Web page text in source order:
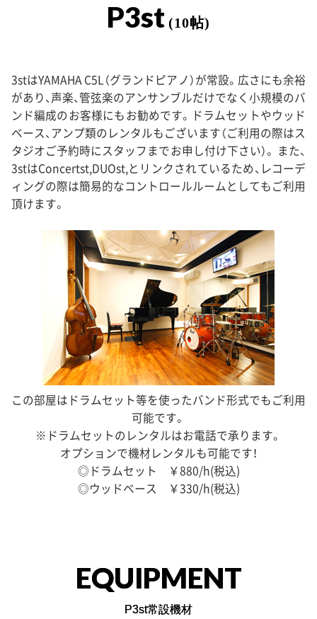
P3st (10帖)
3stはYAMAHA C5L（グランドピアノ）が常設。広さにも余裕
があり、声楽、管弦楽のアンサンブルだけでなく小規模のバ
ンド編成のお客様にもお勧めです。ドラムセットやウッド
ベース、アンプ類のレンタルもございます（ご利用の際はス
タジオご予約時にスタッフまでお申し付け下さい）。 また、
3stはConcertst,DUOst,とリンクされているため、レコーデ
ィングの際は簡易的なコントロールルームとしてもご利用
頂けます。
この部屋はドラムセット等を使ったバンド形式でもご利用
可能です。
※ドラムセットのレンタルはお電話で承ります。
オプションで機材レンタルも可能です！
◎ドラムセット ￥880/h(税込)
◎ウッドベース ￥330/h(税込)
EQUIPMENT
P3st常設機材